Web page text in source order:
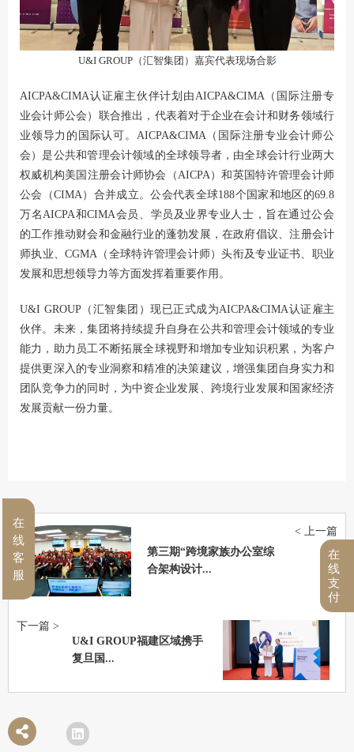
U&I GROUP（汇智集团）嘉宾代表现场合影
AICPA&CIMA认证雇主伙伴计划由AICPA&CIMA（国际注册专
业会计师公会）联合推出，代表着对于企业在会计和财务领域行
业领导力的国际认可。AICPA&CIMA（国际注册专业会计师公
会）是公共和管理会计领域的全球领导者，由全球会计行业两大
权威机构美国注册会计师协会（AICPA）和英国特许管理会计师
公会（CIMA）合并成立。公会代表全球188个国家和地区的69.8
万名AICPA和CIMA会员、学员及业界专业人士，旨在通过公会
的工作推动财会和金融行业的蓬勃发展，在政府倡议、注册会计
师执业、CGMA（全球特许管理会计师）头衔及专业证书、职业
发展和思想领导力等方面发挥着重要作用。
U&I GROUP（汇智集团）现已正式成为AICPA&CIMA认证雇主
伙伴。未来，集团将持续提升自身在公共和管理会计领域的专业
能力，助力员工不断拓展全球视野和增加专业知识积累，为客户
提供更深入的专业洞察和精准的决策建议，增强集团自身实力和
团队竞争力的同时，为中资企业发展、跨境行业发展和国家经济
发展贡献一份力量。
第三期“跨境家族办公室综
合架构设计...
< 上一篇
U&I GROUP福建区域携手
复旦国...
下一篇 >
在
线
客
服
在
线
支
付